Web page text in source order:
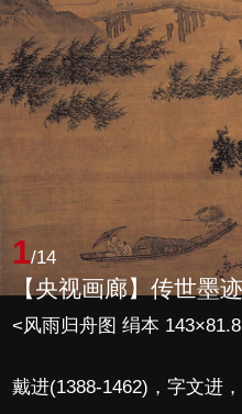
1/14
【央视画廊】传世
<风雨归舟图 绢本
戴进(1388-1462)，字文进